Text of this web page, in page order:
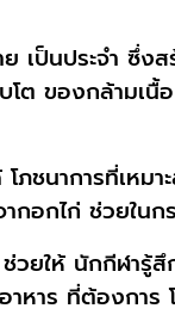
ป็นประจำ ซึ่ง
ของกล้ามเนื้
ภชนาการที่เห
กอกไก่ ช่วยใน
ยให้ นักกีฬารู้
หาร ที่ต้องการ